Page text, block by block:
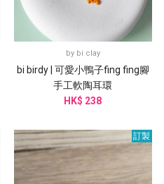
by bi clay
bi birdy | 可愛小鴨子fing fing腳
手工軟陶耳環
HK$ 238
訂製